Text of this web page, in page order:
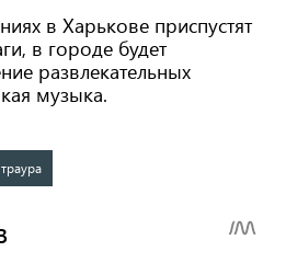
в Харькове приспустят
в городе будет
развлекательных
музыка.